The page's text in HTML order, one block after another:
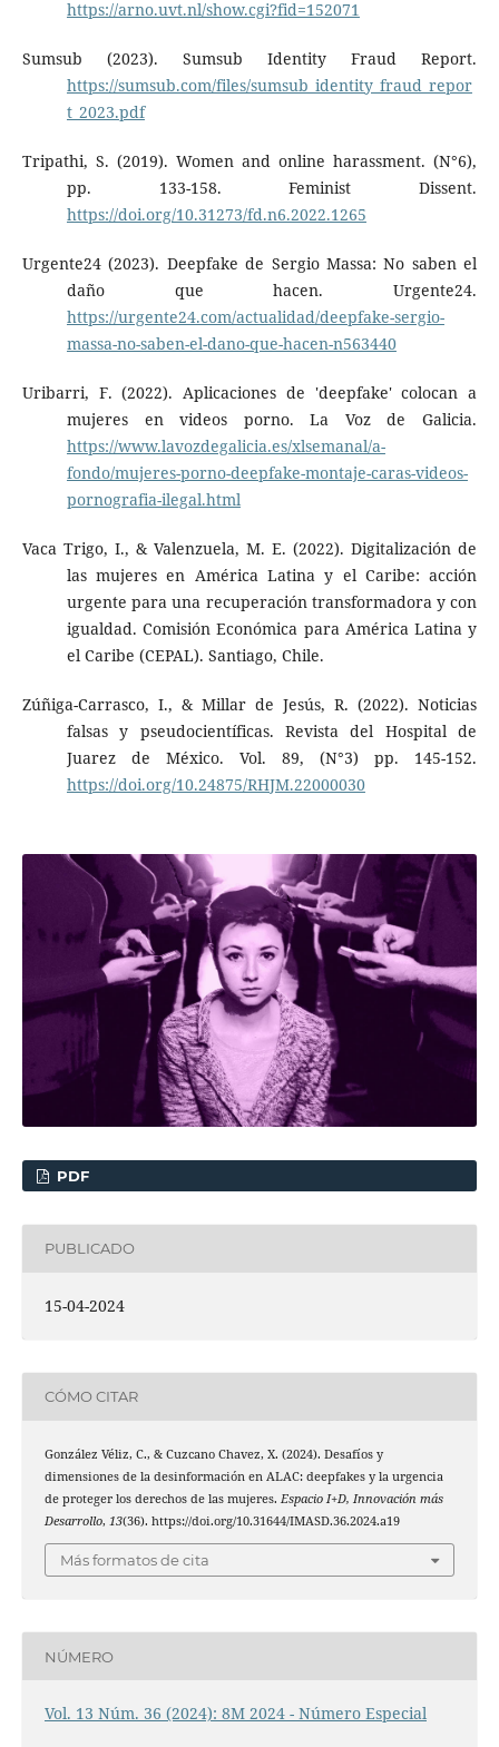
https://arno.uvt.nl/show.cgi?fid=152071
Sumsub (2023). Sumsub Identity Fraud Report.
https://sumsub.com/files/sumsub_identity_fraud_repor
t_2023.pdf
Tripathi, S. (2019). Women and online harassment. (N°6),
pp. 133-158. Feminist Dissent.
https://doi.org/10.31273/fd.n6.2022.1265
Urgente24 (2023). Deepfake de Sergio Massa: No saben el
daño que hacen. Urgente24.
https://urgente24.com/actualidad/deepfake-sergio-
massa-no-saben-el-dano-que-hacen-n563440
Uribarri, F. (2022). Aplicaciones de 'deepfake' colocan a
mujeres en videos porno. La Voz de Galicia.
https://www.lavozdegalicia.es/xlsemanal/a-
fondo/mujeres-porno-deepfake-montaje-caras-videos-
pornografia-ilegal.html
Vaca Trigo, I., & Valenzuela, M. E. (2022). Digitalización de
las mujeres en América Latina y el Caribe: acción
urgente para una recuperación transformadora y con
igualdad. Comisión Económica para América Latina y
el Caribe (CEPAL). Santiago, Chile.
Zúñiga-Carrasco, I., & Millar de Jesús, R. (2022). Noticias
falsas y pseudocientíficas. Revista del Hospital de
Juarez de México. Vol. 89, (N°3) pp. 145-152.
https://doi.org/10.24875/RHJM.22000030
PDF
PUBLICADO
15-04-2024
CÓMO CITAR
González Véliz, C., & Cuzcano Chavez, X. (2024). Desafíos y
dimensiones de la desinformación en ALAC: deepfakes y la urgencia
de proteger los derechos de las mujeres. Espacio I+D, Innovación más
Desarrollo, 13(36). https://doi.org/10.31644/IMASD.36.2024.a19
Más formatos de cita
NÚMERO
Vol. 13 Núm. 36 (2024): 8M 2024 - Número Especial